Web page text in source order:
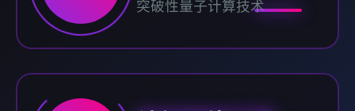
突破性量子计算技术